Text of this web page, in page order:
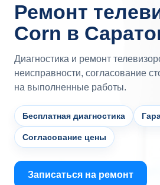
Ремонт
Corn в
Диагностика и ремонт
неисправности, согласование
на выполненные работы.
Бесплатная диагностика
Согласование цены
Записаться на ремонт